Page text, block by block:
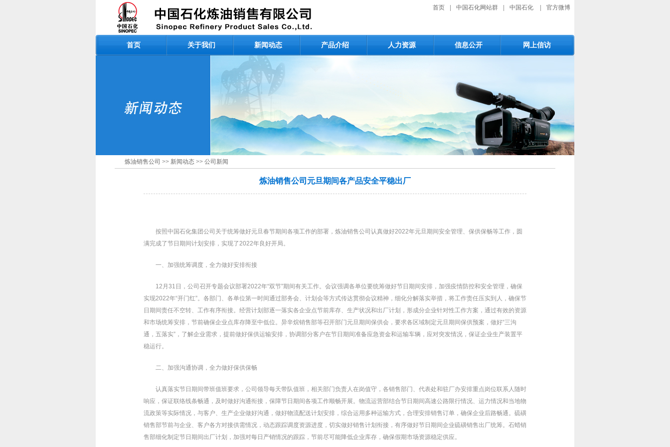
首页 中国石化网站群 中国石化 官方微博
首页 关于我们 新闻动态 产品介绍 人力资源 信息公开 网上信访
炼油销售公司 >> 新闻动态 >> 公司新闻
炼油销售公司元旦期间各产品安全平稳出厂
按照中国石化集团公司关于统筹做好元旦春节期间各项工作的部署，炼油销售公司认真做好2022年元旦期间安全管理、保供保畅等工作，圆
满完成了节日期间计划安排，实现了2022年良好开局。
一、加强统筹调度，全力做好安排衔接
12月31日，公司召开专题会议部署2022年“双节”期间有关工作。会议强调各单位要统筹做好节日期间安排，加强疫情防控和安全管理，确保
实现2022年“开门红”。各部门、各单位第一时间通过部务会、计划会等方式传达贯彻会议精神，细化分解落实举措，将工作责任压实到人，确保节
日期间责任不空转、工作有序衔接。经营计划部逐一落实各企业点节前库存、生产状况和出厂计划，形成分企业针对性工作方案，通过有效的资源
和市场统筹安排，节前确保企业点库存降至中低位。异辛烷销售部等召开部门元旦期间保供会，要求各区域制定元旦期间保供预案，做好“三沟
通，五落实”，了解企业需求，提前做好保供运输安排，协调部分客户在节日期间准备应急资金和运输车辆，应对突发情况，保证企业生产装置平
稳运行。
二、加强沟通协调，全力做好保供保畅
认真落实节日期间带班值班要求，公司领导每天带队值班，相关部门负责人在岗值守，各销售部门、代表处和驻厂办安排重点岗位联系人随时
响应，保证联络线条畅通，及时做好沟通衔接，保障节日期间各项工作顺畅开展。物流运营部结合节日期间高速公路限行情况、运力情况和当地物
流政策等实际情况，与客户、生产企业做好沟通，做好物流配送计划安排，综合运用多种运输方式，合理安排销售订单，确保企业后路畅通。硫磺
销售部节前与企业、客户各方对接供需情况，动态跟踪调度资源进度，切实做好销售计划衔接，有序做好节日期间企业硫磺销售出厂统筹。石蜡销
售部细化制定节日期间出厂计划，加强对每日产销情况的跟踪，节前尽可能降低企业库存，确保假期市场资源稳定供应。